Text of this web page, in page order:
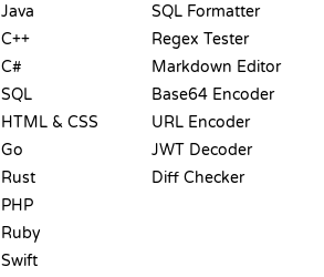
Java
C++
C#
SQL
HTML & CSS
Go
Rust
PHP
Ruby
Swift
SQL Formatter
Regex Tester
Markdown Editor
Base64 Encoder
URL Encoder
JWT Decoder
Diff Checker